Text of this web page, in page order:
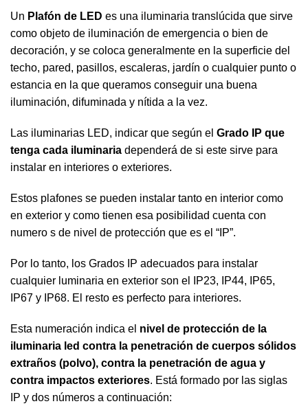
Un Plafón de LED es una iluminaria translúcida que sirve
como objeto de iluminación de emergencia o bien de
decoración, y se coloca generalmente en la superficie del
techo, pared, pasillos, escaleras, jardín o cualquier punto o
estancia en la que queramos conseguir una buena
iluminación, difuminada y nítida a la vez.
Las iluminarias LED, indicar que según el Grado IP que
tenga cada iluminaria dependerá de si este sirve para
instalar en interiores o exteriores.
Estos plafones se pueden instalar tanto en interior como
en exterior y como tienen esa posibilidad cuenta con
numero s de nivel de protección que es el “IP”.
Por lo tanto, los Grados IP adecuados para instalar
cualquier luminaria en exterior son el IP23, IP44, IP65,
IP67 y IP68. El resto es perfecto para interiores.
Esta numeración indica el nivel de protección de la
iluminaria led contra la penetración de cuerpos sólidos
extraños (polvo), contra la penetración de agua y
contra impactos exteriores. Está formado por las siglas
IP y dos números a continuación: